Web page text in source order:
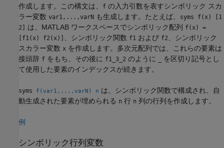
作成します。この構文は、
f の入力引数を表すシンボリック スカ
ラー変数 var1,...,varN も生成します。たとえば、
syms f(x) [1
2] は、MATLAB ワークスペースでシンボリック配列
f(x) =
[f1(x) f2(x)]
、シンボリック関数 f1 および f2
、シンボリック
スカラー変数 x を作成します。多次元配列では、これらの要素は
接頭辞 f をもち、その後に f1_3_2 のように
を区切り記号とし
て使用した要素のインデックスが続きます。
syms f(var1,...,varN) n は、シンボリック関数で構成され、自
動生成された要素が埋められる n 行 n 列の行列を作成します。
例
シンボリック行列変数